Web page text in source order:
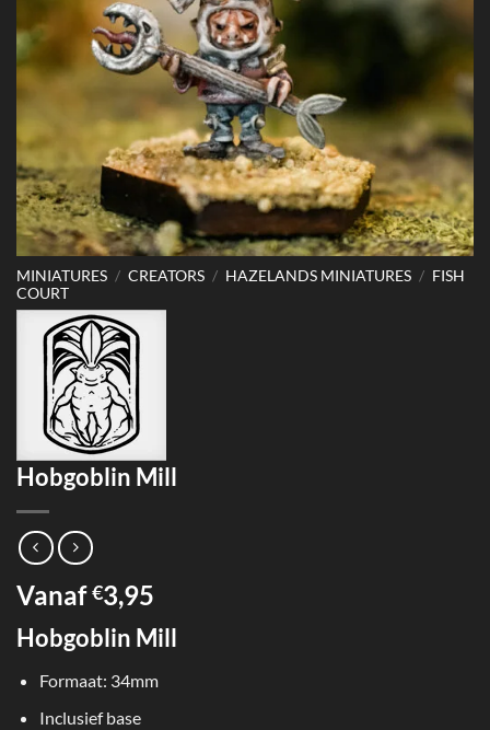
MINIATURES / CREATORS / HAZELANDS MINIATURES / FISH
COURT
Hobgoblin Mill
Vanaf€3,95
Hobgoblin Mill
Formaat: 34mm
Inclusief base